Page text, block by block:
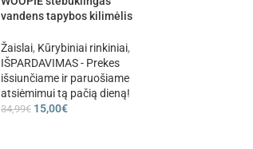
vandens tapybos kilimėlis
Žaislai, Kūrybiniai rinkiniai,
IŠPARDAVIMAS - Prekes
išsiunčiame ir paruošiame
atsiėmimui tą pačią dieną!
34,99€ 15,00€